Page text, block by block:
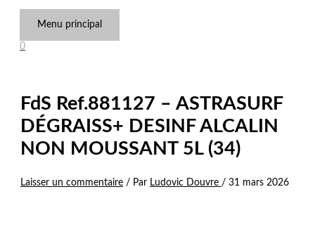
Menu principal
0
FdS Ref.881127 – ASTRASURF
DÉGRAISS+ DESINF ALCALIN
NON MOUSSANT 5L (34)
Laisser un commentaire / Par Ludovic Douvre /31 mars 2026